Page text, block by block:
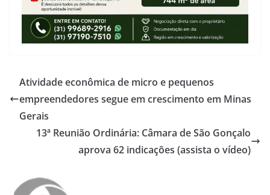
Atividade econômica de micro e pequenos
empreendedores segue em crescimento em Minas
Gerais
13ª Reunião Ordinária: Câmara de São Gonçalo
aprova 62 indicações (assista o vídeo)